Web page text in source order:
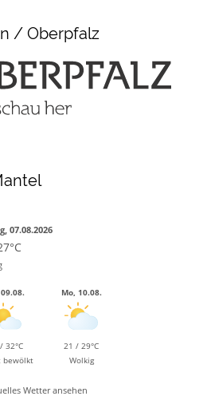
/ Oberpfalz
07.08.2026
32°C
bewölkt
Mo, 10.08.
21 / 29°C
Wolkig
Wetter ansehen